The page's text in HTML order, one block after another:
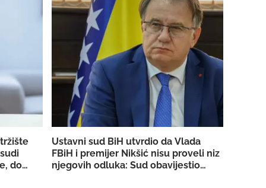
dobio
Ustavni sud BiH utvrdio da Vlada
FBiH i premijer Nikšić nisu proveli niz
njegovih odluka: Sud obavijestio